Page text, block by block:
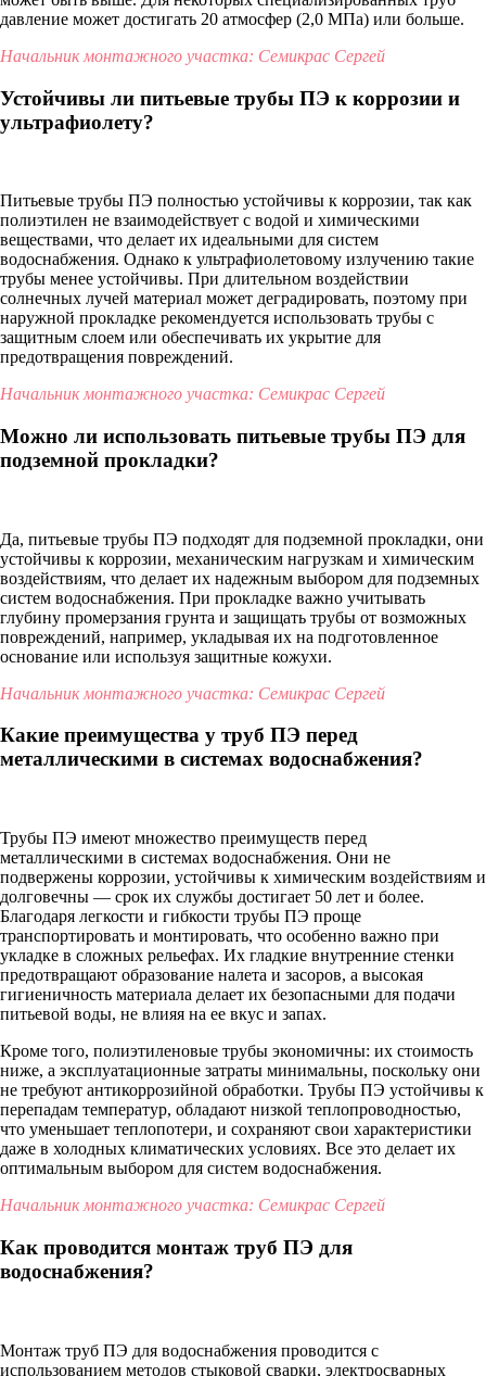
давление может достигать 20 атмосфер (2,0 МПа) или больше.
Начальник монтажного участка: Семикрас Сергей
Устойчивы ли питьевые трубы ПЭ к коррозии и
ультрафиолету?
Питьевые трубы ПЭ полностью устойчивы к коррозии, так как
полиэтилен не взаимодействует с водой и химическими
веществами, что делает их идеальными для систем
водоснабжения. Однако к ультрафиолетовому излучению такие
трубы менее устойчивы. При длительном воздействии
солнечных лучей материал может деградировать, поэтому при
наружной прокладке рекомендуется использовать трубы с
защитным слоем или обеспечивать их укрытие для
предотвращения повреждений.
Начальник монтажного участка: Семикрас Сергей
Можно ли использовать питьевые трубы ПЭ для
подземной прокладки?
Да, питьевые трубы ПЭ подходят для подземной прокладки, они
устойчивы к коррозии, механическим нагрузкам и химическим
воздействиям, что делает их надежным выбором для подземных
систем водоснабжения. При прокладке важно учитывать
глубину промерзания грунта и защищать трубы от возможных
повреждений, например, укладывая их на подготовленное
основание или используя защитные кожухи.
Начальник монтажного участка: Семикрас Сергей
Какие преимущества у труб ПЭ перед
металлическими в системах водоснабжения?
Трубы ПЭ имеют множество преимуществ перед
металлическими в системах водоснабжения. Они не
подвержены коррозии, устойчивы к химическим воздействиям и
долговечны — срок их службы достигает 50 лет и более.
Благодаря легкости и гибкости трубы ПЭ проще
транспортировать и монтировать, что особенно важно при
укладке в сложных рельефах. Их гладкие внутренние стенки
предотвращают образование налета и засоров, а высокая
гигиеничность материала делает их безопасными для подачи
питьевой воды, не влияя на ее вкус и запах.
Кроме того, полиэтиленовые трубы экономичны: их стоимость
ниже, а эксплуатационные затраты минимальны, поскольку они
не требуют антикоррозийной обработки. Трубы ПЭ устойчивы к
перепадам температур, обладают низкой теплопроводностью,
что уменьшает теплопотери, и сохраняют свои характеристики
даже в холодных климатических условиях. Все это делает их
оптимальным выбором для систем водоснабжения.
Начальник монтажного участка: Семикрас Сергей
Как проводится монтаж труб ПЭ для
водоснабжения?
Монтаж труб ПЭ для водоснабжения проводится с
использованием методов стыковой сварки, электросварных